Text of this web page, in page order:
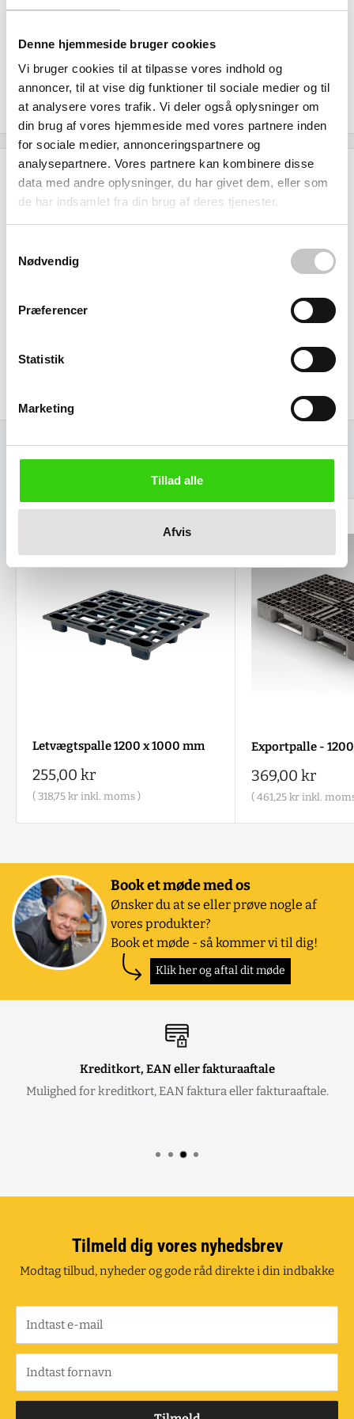
Denne hjemmeside bruger cookies
Vi bruger cookies til at tilpasse vores indhold og
annoncer, til at vise dig funktioner til sociale medier og til
at analysere vores trafik. Vi deler også oplysninger om
din brug af vores hjemmeside med vores partnere inden
for sociale medier, annonceringspartnere og
analysepartnere. Vores partnere kan kombinere disse
data med andre oplysninger, du har givet dem, eller som
de har indsamlet fra din brug af deres tjenester.
Nødvendig
Præferencer
Statistik
Marketing
Tillad alle
Afvis
giver stabil håndtering, mens det holdbare plastmateriale
kan genanvendes mange gange - en økonomisk og
miljømæssig gevinst for virksomheder med fokus på
bæredygtige løsninger.
Specifikationer
Max:
Godkendt til fødevarer
Størrelse (L x b x h):
Letvægtspalle 1200 x 1000 mm
Salgspris
255,00 kr
( 318,75 kr inkl. moms )
Exportpalle -
Salgspris
369,00 kr
( 461,25 krinkl.
Book et møde med os
Ønsker du at se eller prøve nogle af
vores produkter?
Book et møde - så kommer vi til dig!
Klik her og aftal dit møde
Kreditkort, EAN eller fakturaaftale
Mulighed for kreditkort, EAN faktura eller fakturaaftale.
Tilmeld dig vores nyhedsbrev
Modtag tilbud, nyheder og gode råd direkte i din indbakke
Indtast e-mail
Indtast fornavn